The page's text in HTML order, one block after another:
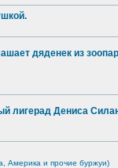
дяденек из
лигерад Дениса
Америка и прочие буржуи)